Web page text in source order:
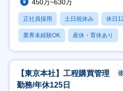
450万~630万
正社員採用 土日祝休み 休日
業界未経験OK 産休・育休あり
【東京本社】工程購買管理
勤務/年休125日